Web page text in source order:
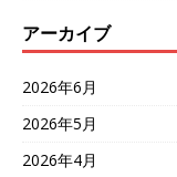
アーカイブ
2026年6月
2026年5月
2026年4月